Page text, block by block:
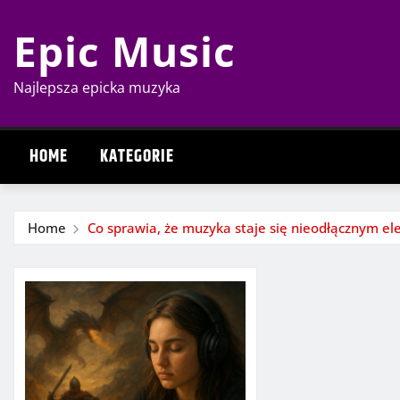
content
Epic Music
Najlepsza epicka muzyka
HOME KATEGORIE
Home Co sprawia, że muzyka staje się nieodłącznym